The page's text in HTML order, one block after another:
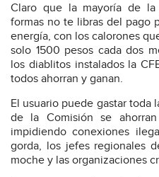
Claro que la mayoría de
formas no te libras del pago
energía, con los calorones
solo 1500 pesos cada dos
los diablitos instalados la
todos ahorran y ganan.
El usuario puede gastar toda
de la Comisión se
impidiendo conexiones
gorda, los jefes regionales
moche y las organizaciones